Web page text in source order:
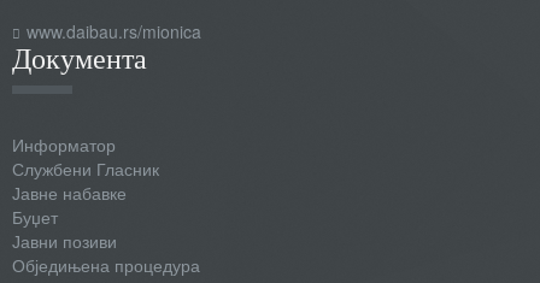
www.daibau.rs/mionica
Документа
Информатор
Службени Гласник
Јавне набавке
Буџет
Јавни позиви
Обједињена процедура